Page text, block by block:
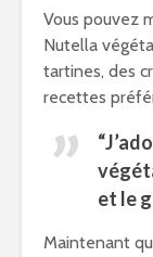
Vous pouvez
Nutella
tartines, des
recettes
et le
Maintenant